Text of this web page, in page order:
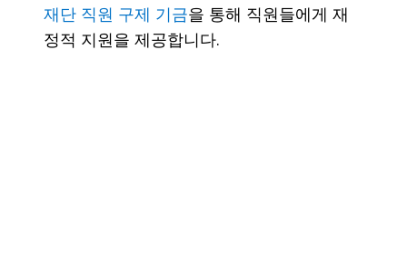
재단 직원 구제 기금을 통해 직원들에게 재
정적 지원을 제공합니다.